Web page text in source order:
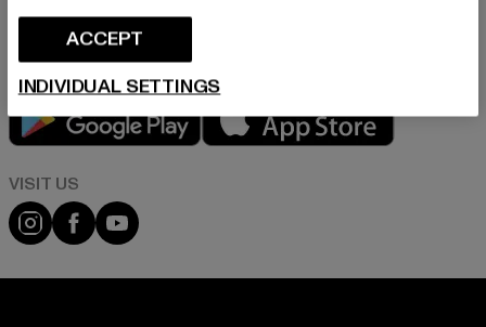
abmelden.Datenschutzerklärung lesen.
Visit our Instagram page:
Visit our Facebook page:
Visit our YouTube channel:
ACCEPT
INDIVIDUAL SETTINGS